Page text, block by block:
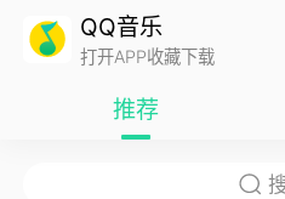
QQ音乐
打开APP收藏下载
推荐